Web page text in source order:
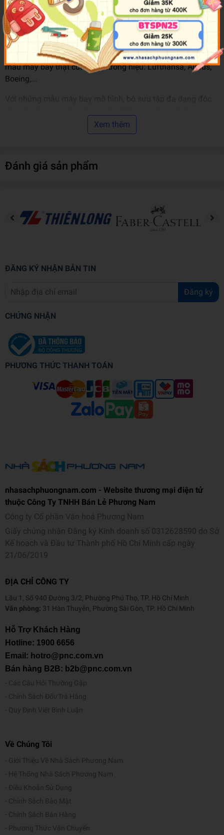
bằng kim loại và một số bộ phận bằng nhựa chất lượng cao,
không gây độc hại cho trẻ em. Quá trình in ấn phức tạp đảm
bảo màu sắc rõ đẹp và độ bóng cao trên lớp sơn bên ngoài.
Mỗi chiếc xe đều mô phỏng dựa trên những thiết kế nổi tiếng
một cách tinh xảo, đẹp mắt và chính xác từng chi tiết của
mẫu máy bay thật của các thương hiệu: Lufthansa, Airbus,
Boeing,...
sắc và kiểu dáng khác nhau sẽ giúp các bé tăng khả năng
nhận biết về môi trường xung quanh, am hiểu về các hãng
Bộ đồ chơi cũng tạo cho các bé sự vui thích đi du lịch, khám
phá thế giới bên ngoài đầy mới lạ. Những chiếc máy bay mô
Những chiếc máy bay không chỉ là món đồ chơi vui thích
của trẻ em, đó còn là báo vật của các tính đồ sưu tầm đồ
Nhìn những chiếc máy bay mô hình thôi đã làm chúng ta
muốn khám phá những vùng đất mới rồi đúng không nào!
Xem thêm
Đánh giá sản phẩm
ĐĂNG KÝ NHẬN BẢN TIN
Đăng ký
CHỨNG NHẬN
PHƯƠNG THỨC THANH TOÁN
nhasachphuongnam.com - Website thương mại điện tử
thuộc Công Ty TNHH Bán Lẻ Phương Nam
Công ty Cổ phần Văn hoá Phương Nam
Giấy chứng nhận Đăng ký Kinh doanh số 0312628590 do Sở
Kế hoạch và Đầu tư Thành phố Hồ Chí Minh cấp ngày
21/06/2019
ĐỊA CHỈ CÔNG TY
Lầu 1, Số 940 Đường 3/2, Phường Phú Thọ, TP. Hồ Chí Minh
Văn phòng: 31 Hàn Thuyên, Phường Sài Gòn, TP. Hồ Chí Minh
Hỗ Trợ Khách Hàng
Hotline: 1900 6656
Email: hotro@pnc.com.vn
Bán hàng B2B: b2b@pnc.com.vn
Các Câu Hỏi Thường Gặp
Chính Sách Đổi/Trả Hàng
Quy Định Viết Bình Luận
Về Chúng Tôi
Giới Thiệu Về Nhà Sách Phương Nam
Hệ Thống Nhà Sách Phương Nam
Điều Khoản Sử Dụng
Chính Sách Bảo Mật
Chính Sách Bán Hàng
Phương Thức Vận Chuyển